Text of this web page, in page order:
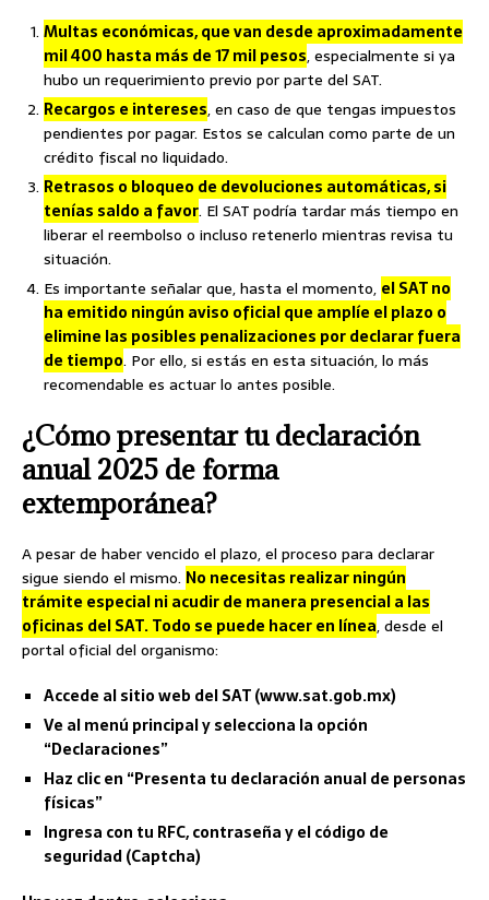
Multas económicas, que van desde aproximadamente
mil 400 hasta más de 17 mil pesos, especialmente si ya
hubo un requerimiento previo por parte del SAT.
Recargos e intereses, en caso de que tengas impuestos
pendientes por pagar. Estos se calculan como parte de un
crédito fiscal no liquidado.
Retrasos o bloqueo de devoluciones automáticas, si
tenías saldo a favor. El SAT podría tardar más tiempo en
liberar el reembolso o incluso retenerlo mientras revisa tu
situación.
Es importante señalar que, hasta el momento, el SAT no
ha emitido ningún aviso oficial que amplíe el plazo o
elimine las posibles penalizaciones por declarar fuera
de tiempo. Por ello, si estás en esta situación, lo más
recomendable es actuar lo antes posible.
¿Cómo presentar tu declaración
anual 2025 de forma
extemporánea?
A pesar de haber vencido el plazo, el proceso para declarar
sigue siendo el mismo. No necesitas realizar ningún
trámite especial ni acudir de manera presencial a las
oficinas del SAT. Todo se puede hacer en línea, desde el
portal oficial del organismo:
Accede al sitio web del SAT (www.sat.gob.mx)
Ve al menú principal y selecciona la opción
“Declaraciones”
Haz clic en “Presenta tu declaración anual de personas
físicas”
Ingresa con tu RFC, contraseña y el código de
seguridad (Captcha)